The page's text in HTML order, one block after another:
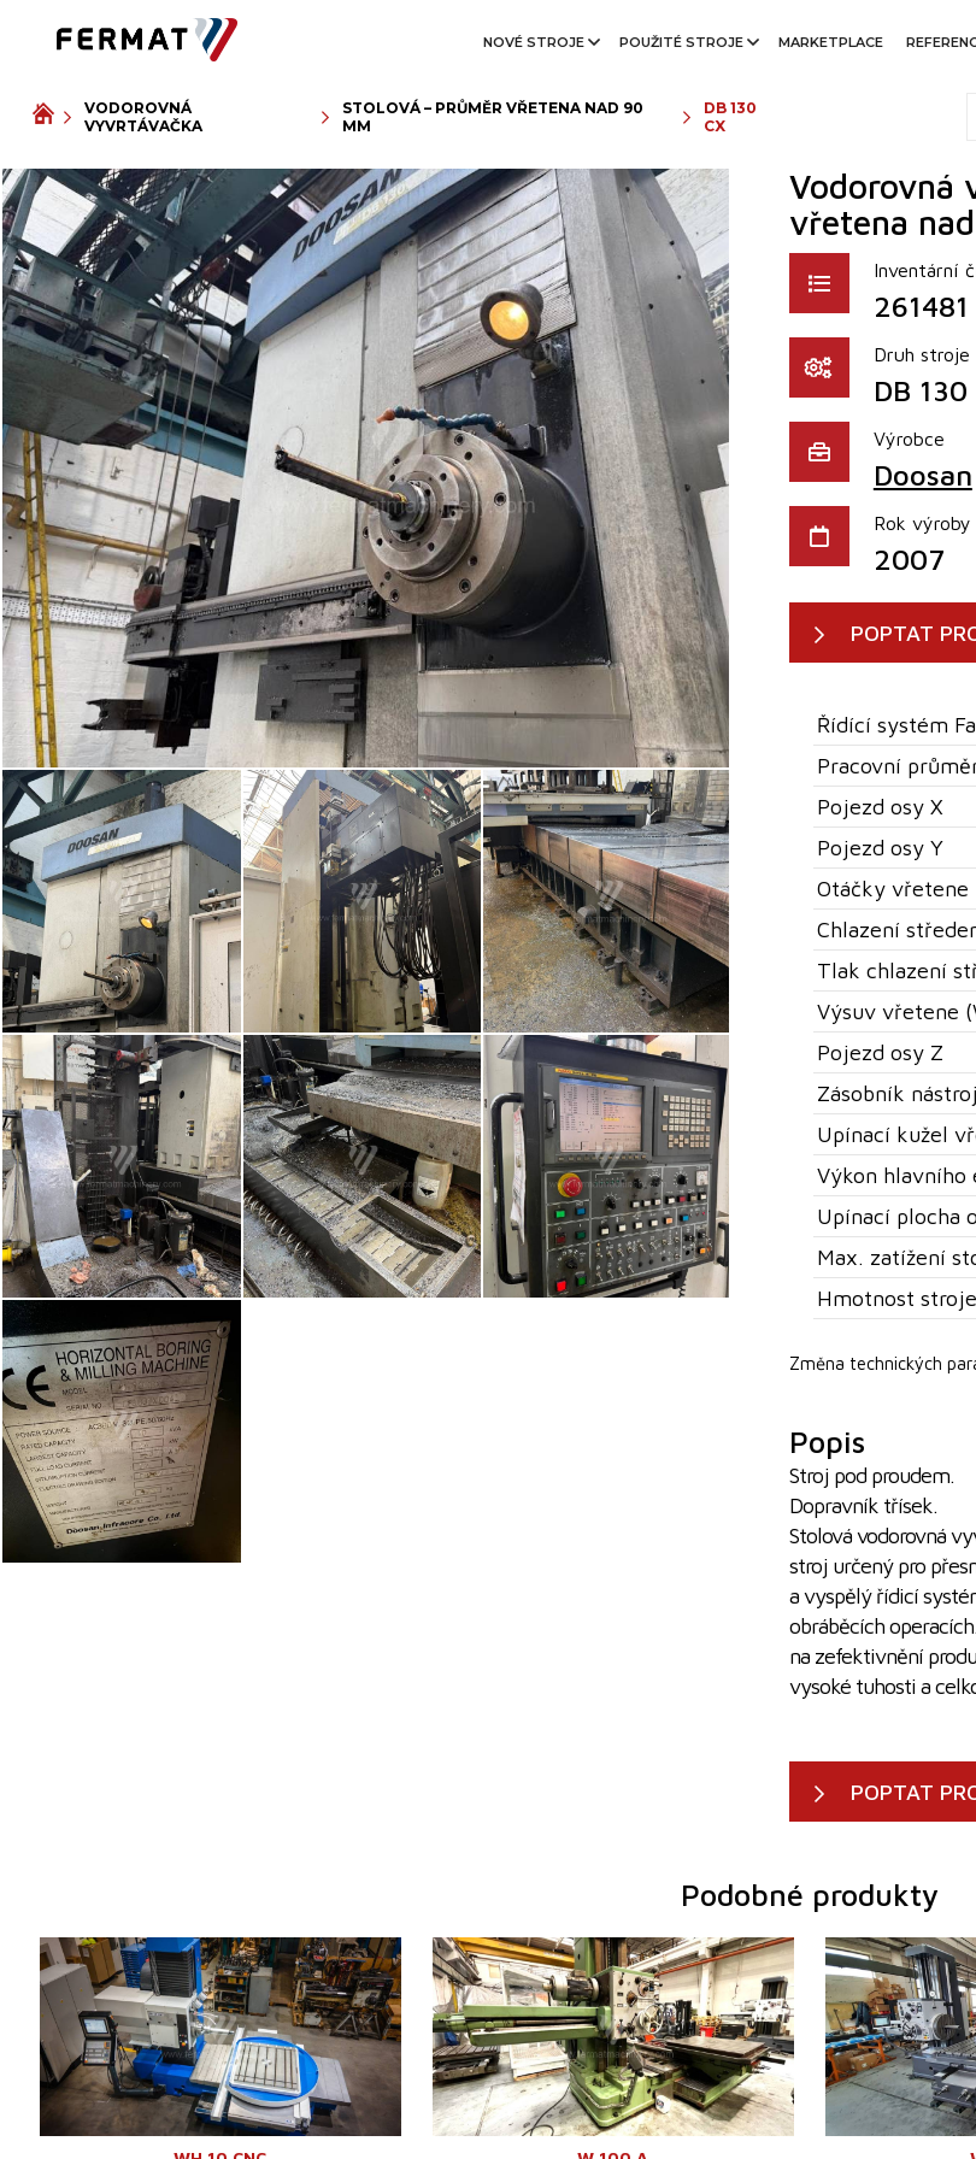
NOVÉ STROJE POUŽITÉ STROJE MARKETPLACE
VODOROVNÁ
VYVRTÁVAČKA
STOLOVÁ – PRŮMĚR VŘETENA NAD 90
MM
DB 130
CX
Vodorovná
vřetena
Inventární
261481
Druh stroje
DB 130
Výrobce
Doosan
Rok výroby
2007
POPTAT
Řídící systém
Pracovní
Pojezd osy X
Pojezd osy Y
Otáčky vřetene
Chlazení
Tlak chlazení
Výsuv vřetene
Pojezd osy Z
Zásobník
Upínací kužel
Výkon
Upínací plocha
Max. zatížení
Hmotnost stroje
Změna technických
Popis
Stroj pod proudem.
Dopravník třísek.
Stolová vodorovná
stroj určený pro
a vyspělý řídicí
obráběcích
na zefektivnění
vysoké tuhosti a
POPTAT
Podobné produkty
Rok výroby:
0
Řídící systém
ano
Řídící systém Heidenhain TNC 620
Pracovní průměr vřetena100 mm
Pojezd osy X
1250 mm
Pojezd osy Y
1030 mm
Otáčky vřetene
16 - 2500 /min.
Chlazení středem
ne
Výsuv vřetene (W)
730 mm
930 mm
Rok výroby:
1995
Řídící systém
ne
Pracovní průměr vřetena
100 mm
Pojezd osy X
1600 mm
Pojezd osy Y
1120 mm
Otáčky vřetene
0 - 1120 /min.
Chlazení středem
ne
Výsuv vřetene (W)
900 mm
Pojezd osy Z
1250 mm
ne
Rok výroby:
Řídící systém
Pracovní průměr
Pojezd osy X
Pojezd osy Y
Otáčky vřetene
Chlazení středem
Výsuv vřetene (W)
Pojezd osy Z